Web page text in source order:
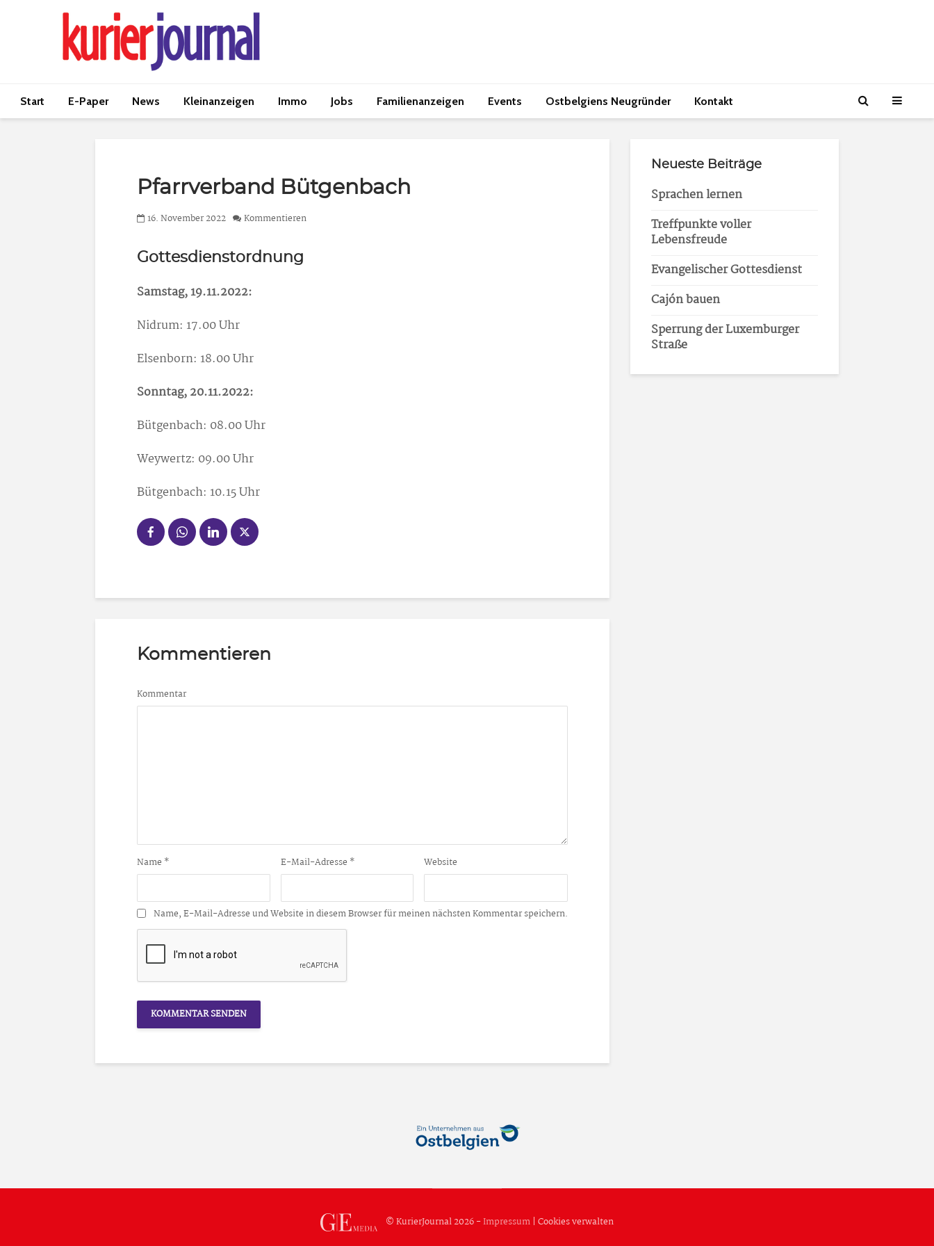
Start E-Paper News Kleinanzeigen Immo Jobs Familienanzeigen Events Ostbelgiens Neugründer Kontakt
Pfarrverband Bütgenbach
16. November 2022 Kommentieren
Gottesdienstordnung
Samstag, 19.11.2022:
Nidrum: 17.00 Uhr
Elsenborn: 18.00 Uhr
Sonntag, 20.11.2022:
Bütgenbach: 08.00 Uhr
Weywertz: 09.00 Uhr
Bütgenbach: 10.15 Uhr
Kommentieren
Kommentar
Name * E-Mail-Adresse * Website
Name, E-Mail-Adresse und Website in diesem Browser für meinen nächsten Kommentar speichern.
Neueste Beiträge
Sprachen lernen
Treffpunkte voller
Lebensfreude
Evangelischer Gottesdienst
Cajón bauen
Sperrung der Luxemburger
Straße
© KurierJournal 2026 -Impressum |Cookies verwalten